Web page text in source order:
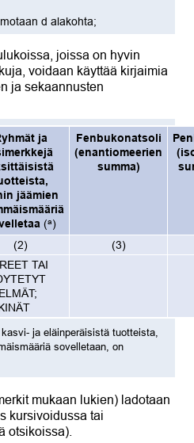
d alakohta;
joissa on hyvin
voidaan käyttää kirjaimia
ja sekaannusten
ja
jäämien
(a)
Fenbukonatsoli
(enantiomeerien
summa)
(2)
(3)
TAI
ja eläinperäisistä tuotteista,
sovelletaan, on
mukaan lukien) ladotaan
kursivoidussa tai
otsikoissa).